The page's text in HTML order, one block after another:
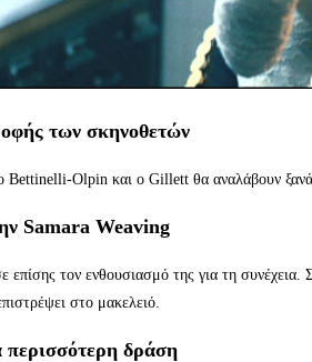
των σκηνοθετών
Bettinelli-Olpin και ο Gillett θα αναλάβουν
Samara Weaving
τον ενθουσιασμό της για τη συνέχεια.
στο μακελειό.
περισσότερη δράση